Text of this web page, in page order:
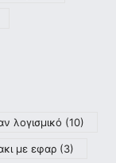
λογισμικό (10)
με εφαρ (3)